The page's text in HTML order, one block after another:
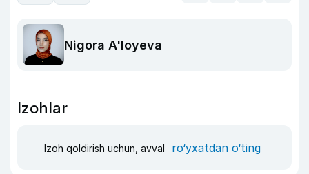
Nigora A'loyeva
Izohlar
Izoh qoldirish uchun, avval ro‘yxatdan o‘ting